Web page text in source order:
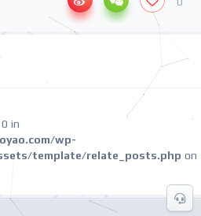
in
wp-
template/relate_posts.php on